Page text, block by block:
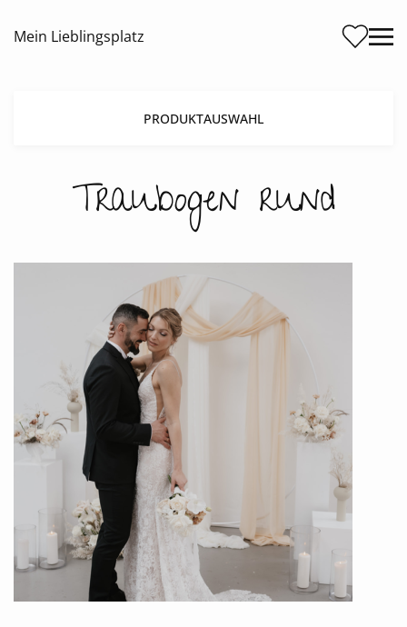
Mein Lieblingsplatz
PRODUKTAUSWAHL
Traubogen rund